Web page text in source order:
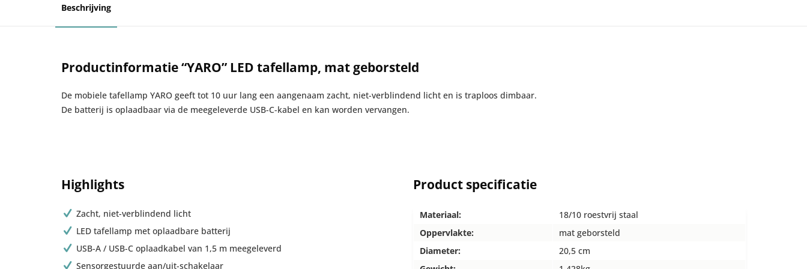
Beschrijving
Productinformatie “YARO” LED tafellamp, mat geborsteld
De mobiele tafellamp YARO geeft tot 10 uur lang een aangenaam zacht, niet-verblindend licht en is traploos dimbaar.
De batterij is oplaadbaar via de meegeleverde USB-C-kabel en kan worden vervangen.
Highlights
Zacht, niet-verblindend licht
LED tafellamp met oplaadbare batterij
USB-A / USB-C oplaadkabel van 1,5 m meegeleverd
Sensorgestuurde aan/uit-schakelaar
Product specificatie
Materiaal:
18/10 roestvrij staal
Oppervlakte:
mat geborsteld
Diameter:
20,5 cm